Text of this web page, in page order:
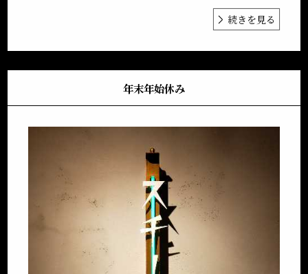
続きを見る
年末年始休み